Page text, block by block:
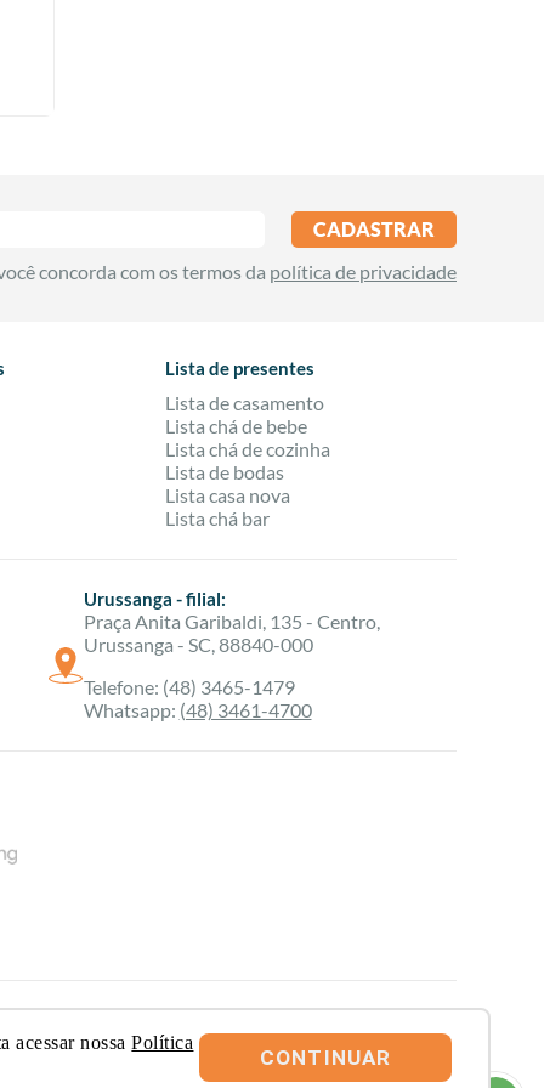
acessar nossa Política
CONTINUAR
CADASTRAR
concorda com os termos da política de privacidade
Lista de presentes
Lista de casamento
Lista chá de bebe
Lista chá de cozinha
Lista de bodas
Lista casa nova
Lista chá bar
Urussanga - filial:
Praça Anita Garibaldi, 135 - Centro,
Urussanga - SC, 88840-000
Telefone: (48) 3465-1479
Whatsapp: (48) 3461-4700